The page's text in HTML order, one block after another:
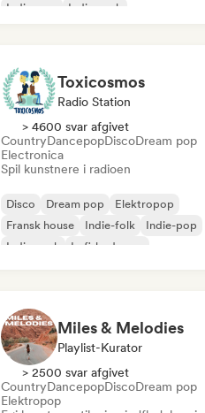
Indie-pop
Indie-rock
Toxicosmos
Radio Station
> 4600 svar afgivet
CountryDancepopDiscoDream pop
Electronica
Spil kunstnere i radioen
Disco Dream pop
Elektropop
Fransk house
Indie-folk
Indie-pop
Indie-rock
Lofi-bedroom
Miles & Melodies
Playlist-Kurator
> 2500 svar afgivet
CountryDancepopDiscoDream pop
Elektropop